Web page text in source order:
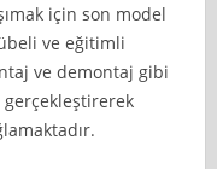
için son model
ve eğitimli
ve demontaj gibi